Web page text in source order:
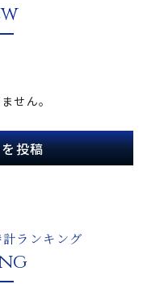
せん。
投稿
ランキング